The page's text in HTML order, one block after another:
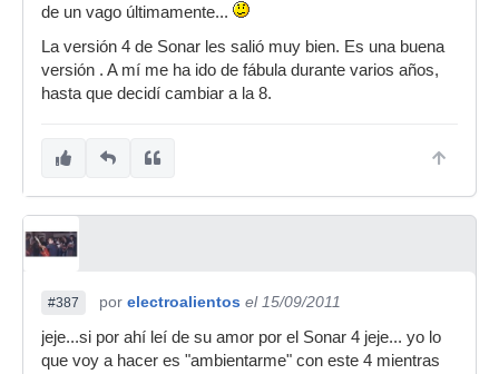
de un vago últimamente...
La versión 4 de Sonar les salió muy bien. Es una buena
versión . A mí me ha ido de fábula durante varios años,
hasta que decidí cambiar a la 8.
#387 por electroalientos el 15/09/2011
jeje...si por ahí leí de su amor por el Sonar 4 jeje... yo lo
que voy a hacer es "ambientarme" con este 4 mientras